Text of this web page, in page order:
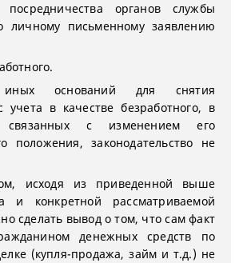
органов службы
личному письменному заявлению
иных оснований для снятия
учета в качестве безработного, в
с изменением его
положения, законодательство не
исходя из приведенной выше
и конкретной рассматриваемой
сделать вывод о том, что сам факт
денежных средств по
(купля-продажа, займ и т.д.) не